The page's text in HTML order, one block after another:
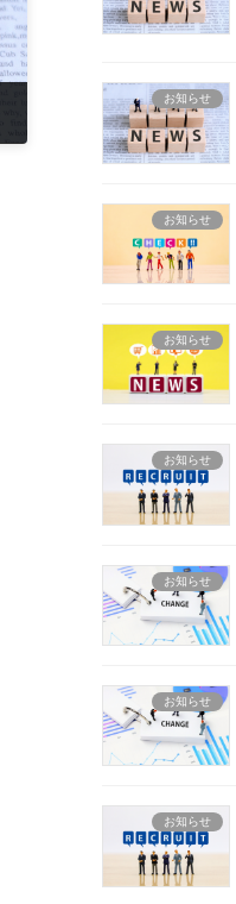
お知らせ
お知らせ
お知らせ
お知らせ
お知らせ
お知らせ
お知らせ